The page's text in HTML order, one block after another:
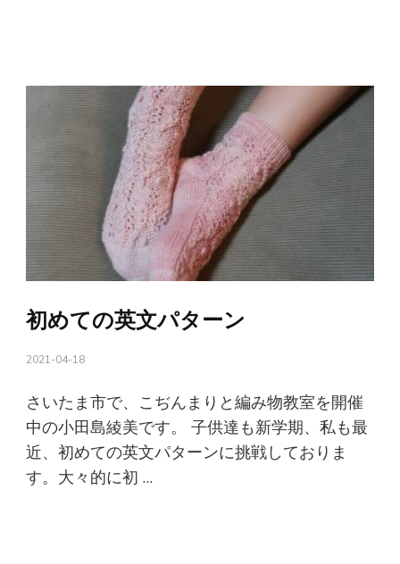
初めての英文パターン
2021-04-18
さいたま市で、こぢんまりと編み物教室を開催
中の小田島綾美です。 子供達も新学期、私も最
近、初めての英文パターンに挑戦しておりま
す。大々的に初 …